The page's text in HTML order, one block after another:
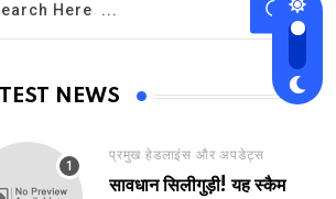
NEWS
प्रमुख हेडलाइंस और अपडेट्स
सावधान सिलीगुड़ी! यह स्कैम